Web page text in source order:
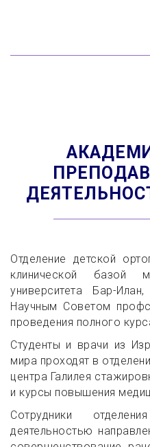
Отделение детской
клинической базой
университета Бар-
Научным Советом
проведения полного
Студенты и врачи из
мира проходят в
центра Галилея
и курсы повышения
Сотрудники
деятельностью